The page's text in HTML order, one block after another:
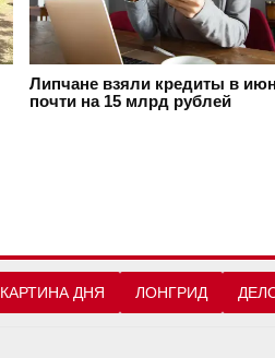
Липчане взяли кредиты в
почти на 15 млрд рублей
КАРТИНА ДНЯ ЛОНГРИД